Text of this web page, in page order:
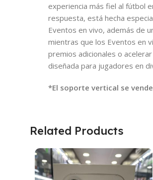
experiencia más fiel al fútbol
respuesta, está hecha
Eventos en vivo, además de
mientras que los Eventos en
premios adicionales o
diseñada para jugadores en
*El soporte vertical se
Related Products